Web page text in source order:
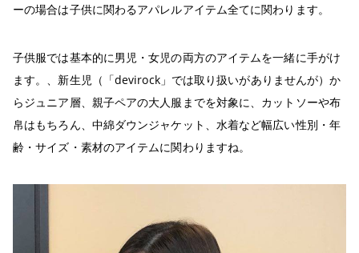
ーの場合は子供に関わるアパレルアイテム全てに関わります。
子供服では基本的に男児・女児の両方のアイテムを一緒に手がけ
ます。、新生児（「devirock」では取り扱いがありませんが）か
らジュニア層、親子ペアの大人服までを対象に、カットソーや布
帛はもちろん、中綿ダウンジャケット、水着など幅広い性別・年
齢・サイズ・素材のアイテムに関わりますね。